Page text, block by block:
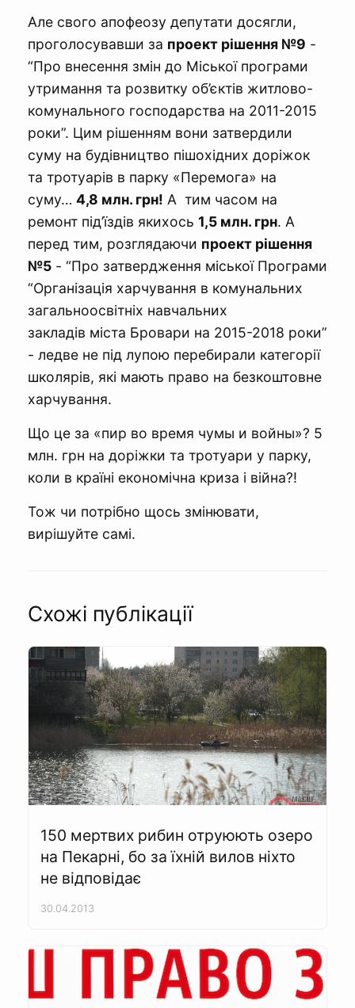
Але свого апофеозу депутати досягли,
проголосувавши за проект рішення №9 -
“Про внесення змін до Міської програми
утримання та розвитку об’єктів житлово-
комунального господарства на 2011-2015
роки”. Цим рішенням вони затвердили
суму на будівництво пішохідних доріжок
та тротуарів в парку «Перемога» на
суму… 4,8 млн. грн! А тим часом на
ремонт під’їздів якихось 1,5 млн. грн. А
перед тим, розглядаючи проект рішення
№5 - “Про затвердження міської Програми
“Організація харчування в комунальних
загальноосвітніх навчальних
закладів міста Бровари на 2015-2018 роки”
- ледве не під лупою перебирали категорії
школярів, які мають право на безкоштовне
харчування.
Що це за «пир во время чумы и войны»? 5
млн. грн на доріжки та тротуари у парку,
коли в країні економічна криза і війна?!
Тож чи потрібно щось змінювати,
вирішуйте самі.
Схожі публікації
150 мертвих рибин отруюють озеро
на Пекарні, бо за їхній вилов ніхто
не відповідає
30.04.2013